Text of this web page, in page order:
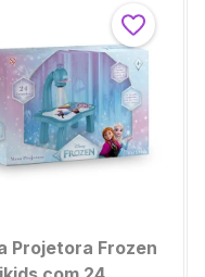
Projetora Frozen